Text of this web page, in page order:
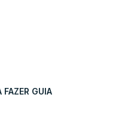
FAZER GUIA